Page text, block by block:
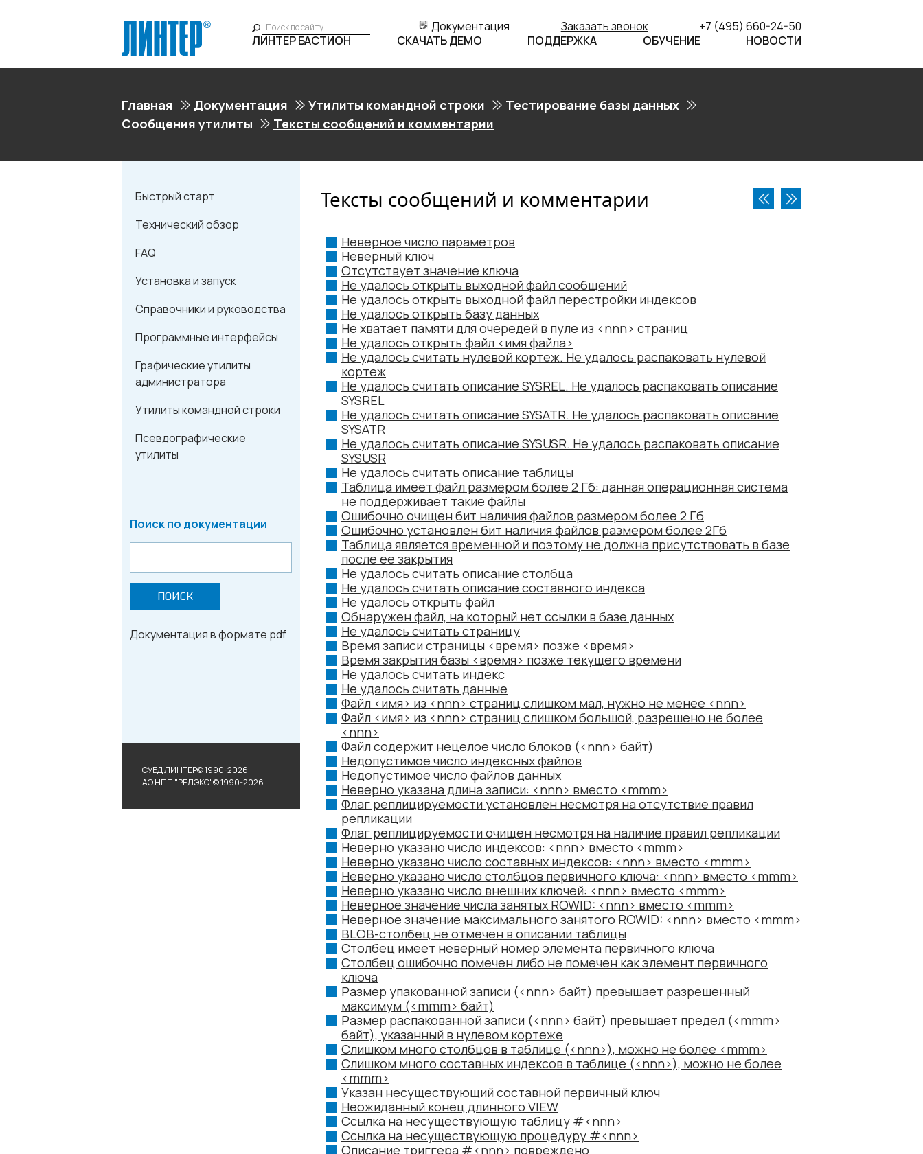
Документация Заказать звонок
+7 (495) 660-24-50
ЛИНТЕР БАСТИОН
СКАЧАТЬ ДЕМО ПОДДЕРЖКА ОБУЧЕНИЕ НОВОСТИ
Главная Документация Утилиты командной строки
Тестирование базы данных
Сообщения утилиты
Тексты сообщений и комментарии
Быстрый старт
Технический обзор
FAQ
Установка и запуск
Справочники и руководства
Программные интерфейсы
Графические утилиты
администратора
Утилиты командной строки
Псевдографические
утилиты
Поиск по документации
ПОИСК
Документация в формате pdf
СУБД ЛИНТЕР© 1990-2026
АО НПП "РЕЛЭКС"© 1990-2026
Тексты сообщений и комментарии
Неверное число параметров
Неверный ключ
Отсутствует значение ключа
Не удалось открыть выходной файл сообщений
Не удалось открыть выходной файл перестройки индексов
Не удалось открыть базу данных
Не хватает памяти для очередей в пуле из <nnn> страниц
Не удалось открыть файл <имя файла>
Не удалось считать нулевой кортеж. Не удалось распаковать нулевой
кортеж
Не удалось считать описание SYSREL. Не удалось распаковать описание
SYSREL
Не удалось считать описание SYSATR. Не удалось распаковать описание
SYSATR
Не удалось считать описание SYSUSR. Не удалось распаковать описание
SYSUSR
Не удалось считать описание таблицы
Таблица имеет файл размером более 2 Гб: данная операционная система
не поддерживает такие файлы
Ошибочно очищен бит наличия файлов размером более 2 Гб
Ошибочно установлен бит наличия файлов размером более 2Гб
Таблица является временной и поэтому не должна присутствовать в базе
после ее закрытия
Не удалось считать описание столбца
Не удалось считать описание составного индекса
Не удалось открыть файл
Обнаружен файл, на который нет ссылки в базе данных
Не удалось считать страницу
Время записи страницы <время> позже <время>
Время закрытия базы <время> позже текущего времени
Не удалось считать индекс
Не удалось считать данные
Файл <имя> из <nnn> страниц слишком мал, нужно не менее <nnn>
Файл <имя> из <nnn> страниц слишком большой, разрешено не более
<nnn>
Файл содержит нецелое число блоков (<nnn> байт)
Недопустимое число индексных файлов
Недопустимое число файлов данных
Неверно указана длина записи: <nnn> вместо <mmm>
Флаг реплицируемости установлен несмотря на отсутствие правил
репликации
Флаг реплицируемости очищен несмотря на наличие правил репликации
Неверно указано число индексов: <nnn> вместо <mmm>
Неверно указано число составных индексов: <nnn> вместо <mmm>
Неверно указано число столбцов первичного ключа: <nnn> вместо <mmm>
Неверно указано число внешних ключей: <nnn> вместо <mmm>
Неверное значение числа занятых ROWID: <nnn> вместо <mmm>
Неверное значение максимального занятого ROWID: <nnn> вместо <mmm>
BLOB-столбец не отмечен в описании таблицы
Столбец имеет неверный номер элемента первичного ключа
Столбец ошибочно помечен либо не помечен как элемент первичного
ключа
Размер упакованной записи (<nnn> байт) превышает разрешенный
максимум (<mmm> байт)
Размер распакованной записи (<nnn> байт) превышает предел (<mmm>
байт), указанный в нулевом кортеже
Слишком много столбцов в таблице (<nnn>), можно не более <mmm>
Слишком много составных индексов в таблице (<nnn>), можно не более
<mmm>
Указан несуществующий составной первичный ключ
Неожиданный конец длинного VIEW
Ссылка на несуществующую таблицу #<nnn>
Ссылка на несуществующую процедуру #<nnn>
Описание триггера #<nnn> повреждено